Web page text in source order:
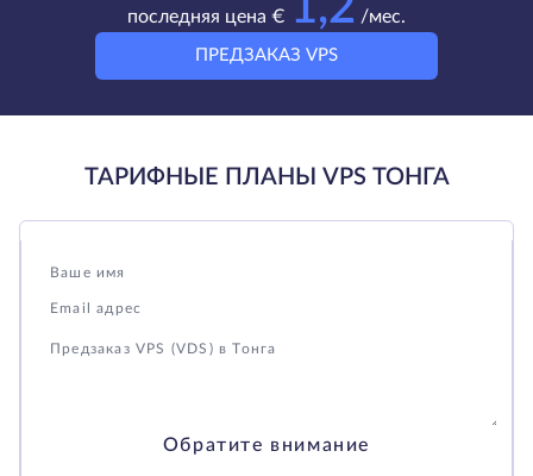
последняя цена € /мес.
ПРЕДЗАКАЗ VPS
ТАРИФНЫЕ ПЛАНЫ VPS ТОНГА
Обратите внимание